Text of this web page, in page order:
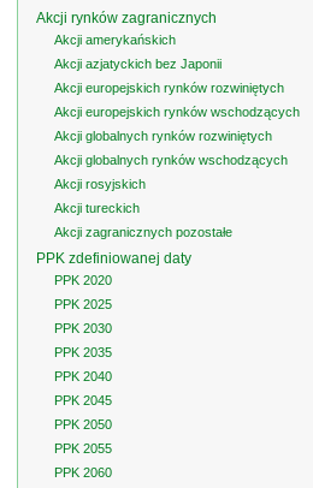
Akcji rynków zagranicznych
Akcji amerykańskich
Akcji azjatyckich bez Japonii
Akcji europejskich rynków rozwiniętych
Akcji europejskich rynków wschodzących
Akcji globalnych rynków rozwiniętych
Akcji globalnych rynków wschodzących
Akcji rosyjskich
Akcji tureckich
Akcji zagranicznych pozostałe
PPK zdefiniowanej daty
PPK 2020
PPK 2025
PPK 2030
PPK 2035
PPK 2040
PPK 2045
PPK 2050
PPK 2055
PPK 2060